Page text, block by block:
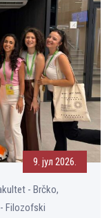
9. јул 2026.
- Brčko,
Filozofski